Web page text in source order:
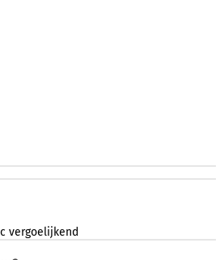
vergoelijkend